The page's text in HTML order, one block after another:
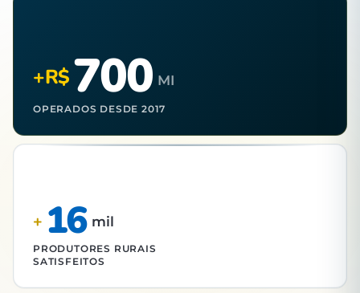
+R$700 MI
OPERADOS DESDE 2017
+ 16 mil
PRODUTORES RURAIS
SATISFEITOS